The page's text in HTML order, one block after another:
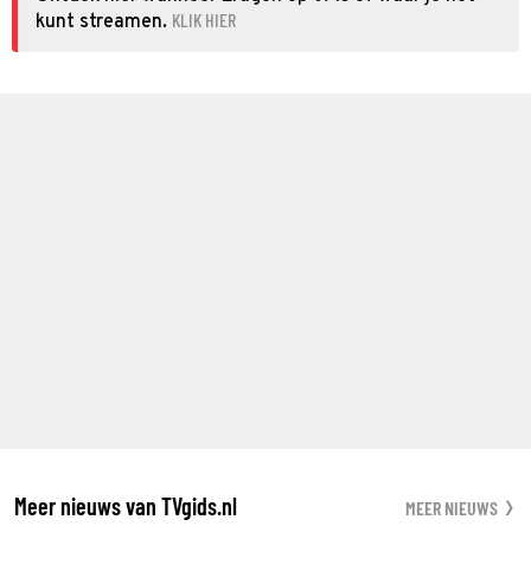
kunt streamen. KLIK HIER
Meer nieuws van TVgids.nl MEER NIEUWS